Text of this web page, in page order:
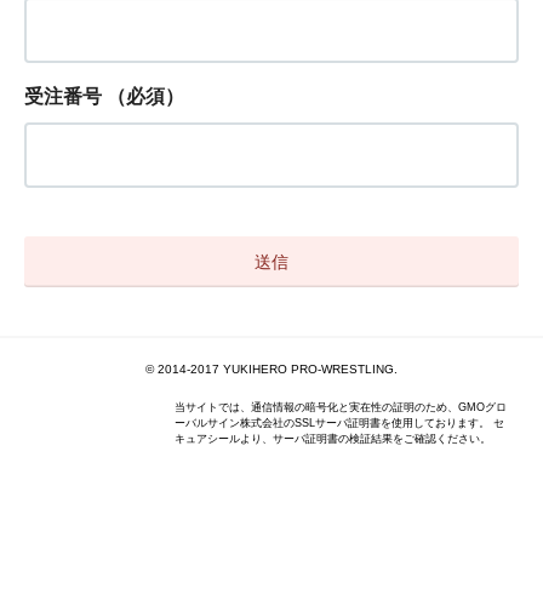
受注番号 （必須）
© 2014-2017 YUKIHERO PRO-WRESTLING.
当サイトでは、通信情報の暗号化と実在性の証明のため、GMOグロ
ーバルサイン株式会社のSSLサーバ証明書を使用しております。 セ
キュアシールより、サーバ証明書の検証結果をご確認ください。